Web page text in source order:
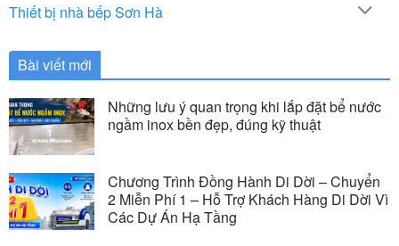
Thiết bị nhà bếp Sơn Hà
Bài viết mới
Những lưu ý quan trọng khi lắp đặt bể nước
ngầm inox bền đẹp, đúng kỹ thuật
Chương Trình Đồng Hành Di Dời – Chuyển
2 Miễn Phí 1 – Hỗ Trợ Khách Hàng Di Dời Vì
Các Dự Án Hạ Tầng